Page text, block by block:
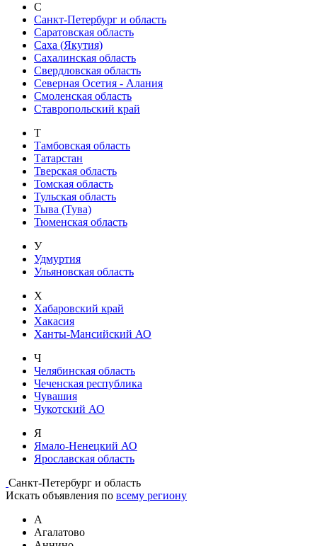
С
Санкт-Петербург и область
Саратовская область
Саха (Якутия)
Сахалинская область
Свердловская область
Северная Осетия - Алания
Смоленская область
Ставропольский край
Т
Тамбовская область
Татарстан
Тверская область
Томская область
Тульская область
Тыва (Тува)
Тюменская область
У
Удмуртия
Ульяновская область
Х
Хабаровский край
Хакасия
Ханты-Мансийский АО
Ч
Челябинская область
Чеченская республика
Чувашия
Чукотский АО
Я
Ямало-Ненецкий АО
Ярославская область
Санкт-Петербург и область
Искать объявления по всему региону
А
Агалатово